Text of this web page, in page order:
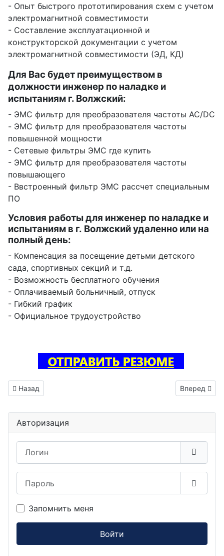
- Опыт быстрого прототипирования схем с учетом
электромагнитной совместимости
- Составление эксплуатационной и
конструкторской документации с учетом
электромагнитной совместимости (ЭД, КД)
Для Вас будет преимуществом в
должности инженер по наладке и
испытаниям г. Волжский:
- ЭМС фильтр для преобразователя частоты AC/DC
- ЭМС фильтр для преобразователя частоты
повышенной мощности
- Сетевые фильтры ЭМС где купить
- ЭМС фильтр для преобразователя частоты
повышающего
- Ввстроенный фильтр ЭМС рассчет специальным
ПО
Условия работы для инженер по наладке и
испытаниям в г. Волжский удаленно или на
полный день:
- Компенсация за посещение детьми детского
сада, спортивных секций и т.д.
- Возможность бесплатного обучения
- Оплачиваемый больничный, отпуск
- Гибкий график
- Официальное трудоустройство
Предыдущий: Инженер по наладке и испытаниям вакансия
Назад Следующий:
Вперед
Авторизация
Запомнить меня
Войти